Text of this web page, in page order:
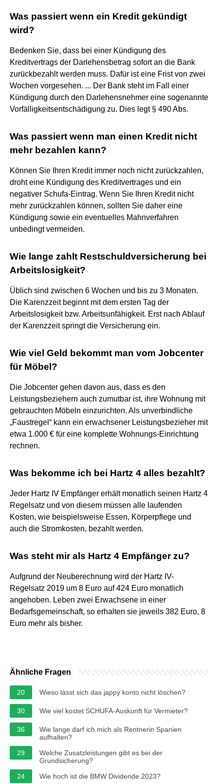
Was passiert wenn ein Kredit gekündigt
wird?
Bedenken Sie, dass bei einer Kündigung des
Kreditvertrags der Darlehensbetrag sofort an die Bank
zurückbezahlt werden muss. Dafür ist eine Frist von zwei
Wochen vorgesehen. ... Der Bank steht im Fall einer
Kündigung durch den Darlehensnehmer eine sogenannte
Vorfälligkeitsentschädigung zu. Dies legt § 490 Abs.
Was passiert wenn man einen Kredit nicht
mehr bezahlen kann?
Können Sie Ihren Kredit immer noch nicht zurückzahlen,
droht eine Kündigung des Kreditvertrages und ein
negativer Schufa-Eintrag. Wenn Sie Ihren Kredit nicht
mehr zurückzahlen können, sollten Sie daher eine
Kündigung sowie ein eventuelles Mahnverfahren
unbedingt vermeiden.
Wie lange zahlt Restschuldversicherung bei
Arbeitslosigkeit?
Üblich sind zwischen 6 Wochen und bis zu 3 Monaten.
Die Karenzzeit beginnt mit dem ersten Tag der
Arbeitslosigkeit bzw. Arbeitsunfähigkeit. Erst nach Ablauf
der Karenzzeit springt die Versicherung ein.
Wie viel Geld bekommt man vom Jobcenter
für Möbel?
Die Jobcenter gehen davon aus, dass es den
Leistungsbeziehern auch zumutbar ist, ihre Wohnung mit
gebrauchten Möbeln einzurichten. Als unverbindliche
„Faustregel“ kann ein erwachsener Leistungsbezieher mit
etwa 1.000 € für eine komplette Wohnungs-Einrichtung
rechnen.
Was bekomme ich bei Hartz 4 alles bezahlt?
Jeder Hartz IV Empfänger erhält monatlich seinen Hartz 4
Regelsatz und von diesem müssen alle laufenden
Kosten, wie beispielsweise Essen, Körperpflege und
auch die Stromkosten, bezahlt werden.
Was steht mir als Hartz 4 Empfänger zu?
Aufgrund der Neuberechnung wird der Hartz IV-
Regelsatz 2019 um 8 Euro auf 424 Euro monatlich
angehoben. Leben zwei Erwachsene in einer
Bedarfsgemeinschaft, so erhalten sie jeweils 382 Euro, 8
Euro mehr als bisher.
Ähnliche Fragen
20 Wieso lässt sich das jappy konto nicht löschen?
30 Wie viel kostet SCHUFA-Auskunft für Vermieter?
36
Wie lange darf ich mich als Rentnerin Spanien
aufhalten?
29
Welche Zusatzleistungen gibt es bei der
Grundsicherung?
24
Wie hoch ist die BMW Dividende 2023?